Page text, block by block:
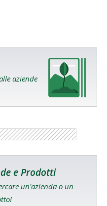
aziende
e Prodotti
un'azienda o un